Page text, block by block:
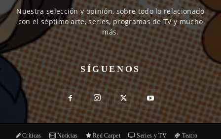
Nuestra selección y opinión, sobre todo lo relacionado
con el séptimo arte, series, programas de TV y mucho
más.
SÍGUENOS
Críticas Noticias Red Carpet Series y TV Teatro